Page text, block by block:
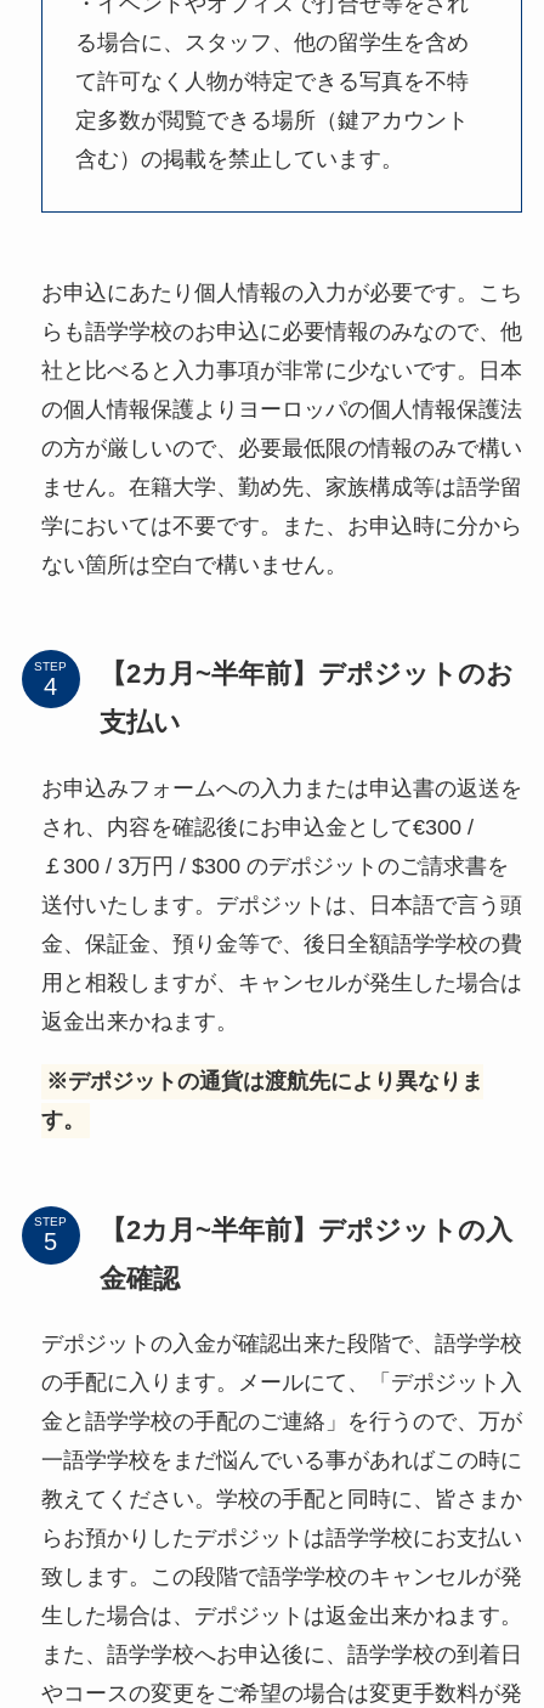
る場合に、スタッフ、他の留学生を含め
て許可なく人物が特定できる写真を不特
定多数が閲覧できる場所（鍵アカウント
含む）の掲載を禁止しています。
お申込にあたり個人情報の入力が必要です。こち
らも語学学校のお申込に必要情報のみなので、他
社と比べると入力事項が非常に少ないです。日本
の個人情報保護よりヨーロッパの個人情報保護法
の方が厳しいので、必要最低限の情報のみで構い
ません。在籍大学、勤め先、家族構成等は語学留
学においては不要です。また、お申込時に分から
ない箇所は空白で構いません。
STEP
【2カ月~半年前】デポジットのお
支払い
お申込みフォームへの入力または申込書の返送を
され、内容を確認後にお申込金として€300 /
￡300 / 3万円 / $300 のデポジットのご請求書を
送付いたします。デポジットは、日本語で言う頭
金、保証金、預り金等で、後日全額語学学校の費
用と相殺しますが、キャンセルが発生した場合は
返金出来かねます。
※デポジットの通貨は渡航先により異なりま
す。
STEP
【2カ月~半年前】デポジットの入
金確認
デポジットの入金が確認出来た段階で、語学学校
の手配に入ります。メールにて、「デポジット入
金と語学学校の手配のご連絡」を行うので、万が
一語学学校をまだ悩んでいる事があればこの時に
教えてください。学校の手配と同時に、皆さまか
らお預かりしたデポジットは語学学校にお支払い
致します。この段階で語学学校のキャンセルが発
生した場合は、デポジットは返金出来かねます。
また、語学学校へお申込後に、語学学校の到着日
やコースの変更をご希望の場合は変更手数料が発